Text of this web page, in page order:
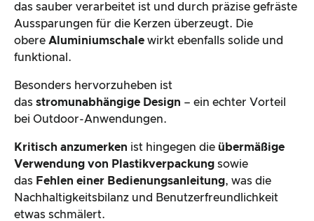
das sauber verarbeitet ist und durch präzise gefräste
Aussparungen für die Kerzen überzeugt. Die
obere Aluminiumschale wirkt ebenfalls solide und
funktional.
Besonders hervorzuheben ist
das stromunabhängige Design – ein echter Vorteil
bei Outdoor-Anwendungen.
Kritisch anzumerken ist hingegen die übermäßige
Verwendung von Plastikverpackung sowie
das Fehlen einer Bedienungsanleitung, was die
Nachhaltigkeitsbilanz und Benutzerfreundlichkeit
etwas schmälert.